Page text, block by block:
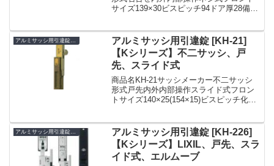
サイズ139×30ビスピッチ94ドア厚28備考
アルミサッシ用引違錠 [KH-21]
【Kシリーズ】不二サッシ、戸
先、スライド式
商品名KH-21サッシメーカー不二サッシ
形式戸先内外内部操作スライド式フロン
トサイズ140×25(154×15)ビスピッチ化粧
406-H0405-BM 扉...
アルミサッシ用引違錠 [KH-226]
【Kシリーズ】LIXIL、戸先、スラ
イド式、エルムーブ